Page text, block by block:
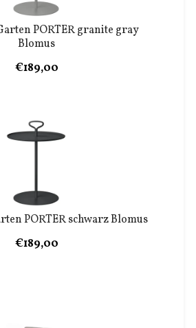
PORTER granite gray
Blomus
€189,00
PORTER schwarz Blomus
€189,00